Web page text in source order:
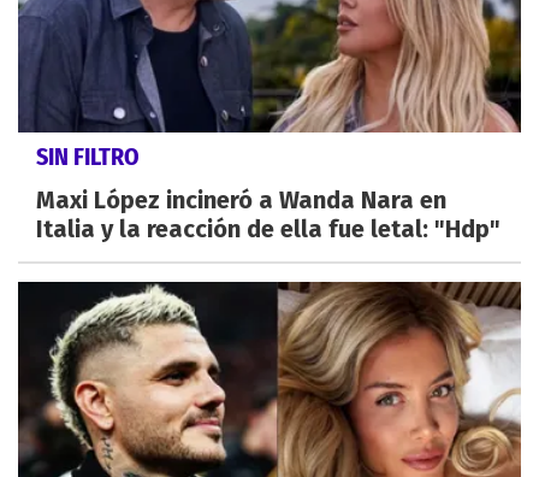
SIN FILTRO
Maxi López incineró a Wanda Nara en
Italia y la reacción de ella fue letal: "Hdp"